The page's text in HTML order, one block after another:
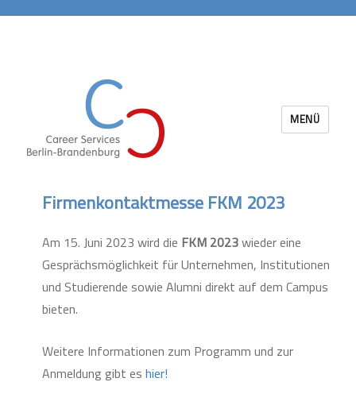
MENÜ
Firmenkontaktmesse FKM 2023
Am 15. Juni 2023 wird die FKM 2023wieder eine
Gesprächsmöglichkeit für Unternehmen, Institutionen
und Studierende sowie Alumni direkt auf dem Campus
bieten.
Weitere Informationen zum Programm und zur
Anmeldung gibt es hier!